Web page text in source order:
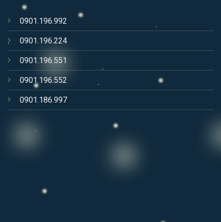
0901.196.992
0901.196.224
0901.196.551
0901.196.552
0901.186.997